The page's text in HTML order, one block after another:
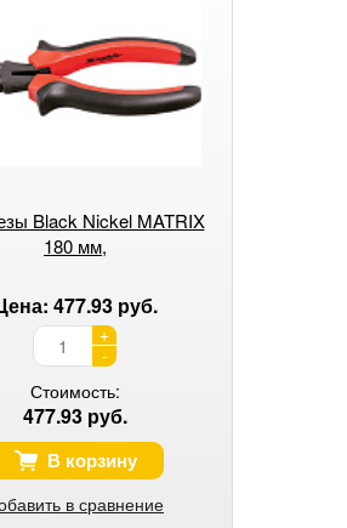
Black Nickel MATRIX
180 мм,
477.93 руб.
+
-
Стоимость:
477.93 руб.
В корзину
в сравнение